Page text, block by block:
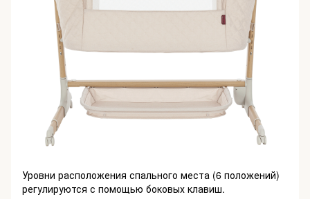
Уровни расположения спального места (6 положений)
регулируются с помощью боковых клавиш.